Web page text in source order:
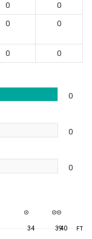
0 0
0 0
0 0
0
0
0
34 3940 FT